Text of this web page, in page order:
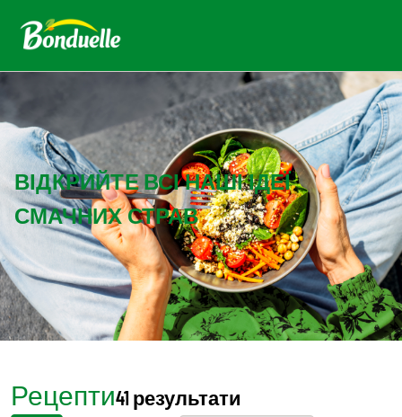
ВІДКРИЙТЕ ВСІ НАШІ ІДЕЇ
СМАЧНИХ СТРАВ
Рецепти41 результати